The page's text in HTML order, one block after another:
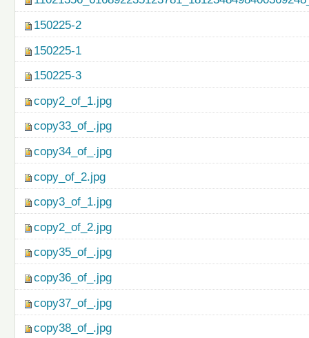
150225-2
150225-1
150225-3
copy2_of_1.jpg
copy33_of_.jpg
copy34_of_.jpg
copy_of_2.jpg
copy3_of_1.jpg
copy2_of_2.jpg
copy35_of_.jpg
copy36_of_.jpg
copy37_of_.jpg
copy38_of_.jpg